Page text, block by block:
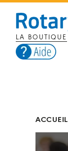
LA BOUTIQUE
ACCUEIL